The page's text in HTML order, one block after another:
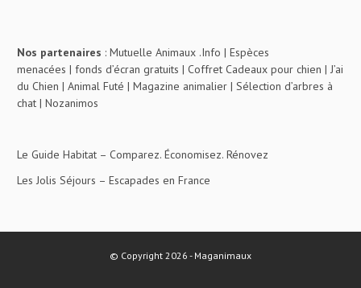
Nos partenaires : Mutuelle Animaux .Info | Espèces
menacées | fonds d’écran gratuits | Coffret Cadeaux pour chien | J’ai
du Chien | Animal Futé | Magazine animalier | Sélection d’arbres à
chat | Nozanimos
Le Guide Habitat – Comparez. Économisez. Rénovez
Les Jolis Séjours – Escapades en France
© Copyright 2026 - Maganimaux